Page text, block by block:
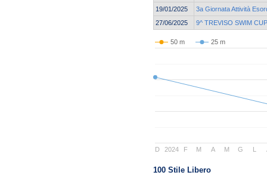
19/01/2025
3a Giornata Attività
27/06/2025
9^ TREVISO SWIM CUP
50 m 25 m
2024
D F M A M G L
100 Stile Libero